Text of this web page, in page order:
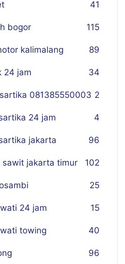
41
bogor 115
kalimalang 89
24 jam 34
081385550003 2
24 jam 4
jakarta 96
jakarta timur 102
25
24 jam 15
towing 40
96